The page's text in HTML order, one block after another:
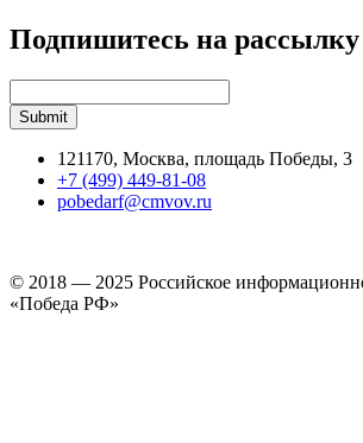
Подпишитесь на рассылку
121170, Москва, площадь Победы, 3
+7 (499) 449-81-08
pobedarf@cmvov.ru
© 2018 — 2025 Российское
«Победа РФ»